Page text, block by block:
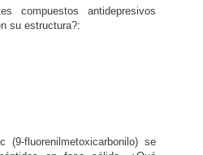
compuestos antidepresivos
su estructura?:
fluorenilmetoxicarbonilo) se